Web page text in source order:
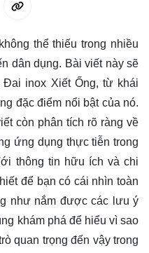
thể thiếu trong nhiều
dân dụng. Bài viết này sẽ
inox Xiết Ống, từ khái
đặc điểm nổi bật của nó.
còn phân tích rõ ràng về
ứng dụng thực tiễn trong
thông tin hữu ích và chi
để bạn có cái nhìn toàn
như nắm được các lưu ý
khám phá để hiểu vì sao
quan trọng đến vậy trong